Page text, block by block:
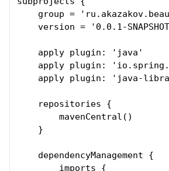
group =
version = '0.0.1-
    apply plugin: 'java'
apply plugin:
apply plugin: 'java-
    repositories {
        mavenCentral()
    }
    dependencyManagement {
        imports {